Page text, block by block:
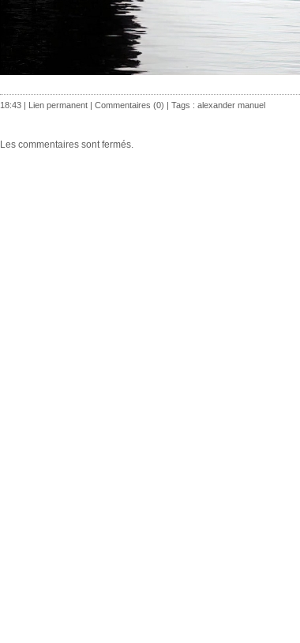
18:43 | Lien permanent | Commentaires (0) | Tags : alexander manuel
Les commentaires sont fermés.